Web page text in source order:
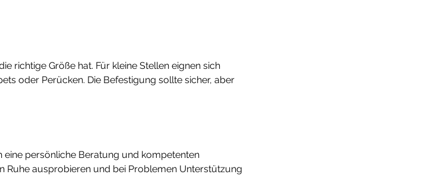
richtige Größe hat. Für kleine Stellen eignen sich
oder Perücken. Die Befestigung sollte sicher, aber
persönliche Beratung und kompetenten
Ruhe ausprobieren und bei Problemen Unterstützung